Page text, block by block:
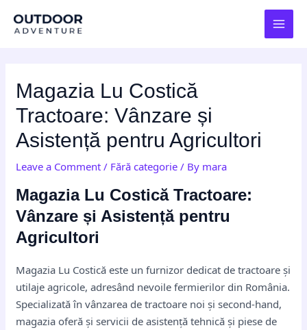
Magazia Lu Costică
Tractoare: Vânzare și
Asistență pentru Agricultori
Leave a Comment / Fără categorie / By mara
Magazia Lu Costică Tractoare:
Vânzare și Asistență pentru
Agricultori
Magazia Lu Costică este un furnizor dedicat de tractoare și
utilaje agricole, adresând nevoile fermierilor din România.
Specializată în vânzarea de tractoare noi și second-hand,
magazia oferă și servicii de asistență tehnică și piese de
navigation